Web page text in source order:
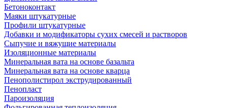
Бетоноконтакт
Маяки штукатурные
Профили штукатурные
Добавки и модификаторы сухих смесей и растворов
Сыпучие и вяжущие материалы
Изоляционные материалы
Минеральная вата на основе базальта
Минеральная вата на основе кварца
Пенополистирол экструдированный
Пенопласт
Пароизоляция